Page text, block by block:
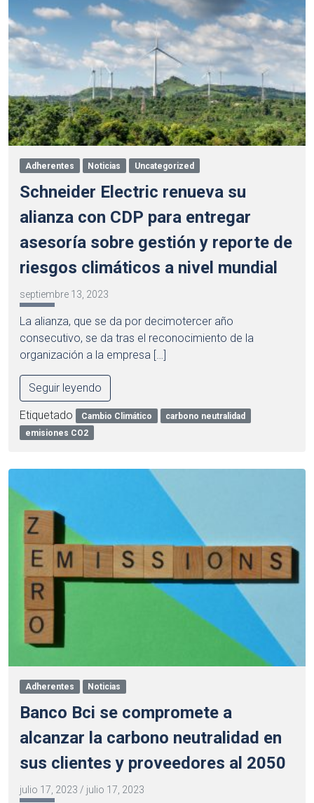
Adherentes Noticias Uncategorized
Schneider Electric renueva su
alianza con CDP para entregar
asesoría sobre gestión y reporte de
riesgos climáticos a nivel mundial
septiembre 13, 2023
La alianza, que se da por decimotercer año
consecutivo, se da tras el reconocimiento de la
organización a la empresa […]
Seguir leyendo
Etiquetado Cambio Climático
carbono neutralidad
emisiones CO2
Adherentes Noticias
Banco Bci se compromete a
alcanzar la carbono neutralidad en
sus clientes y proveedores al 2050
julio 17, 2023 / julio 17, 2023